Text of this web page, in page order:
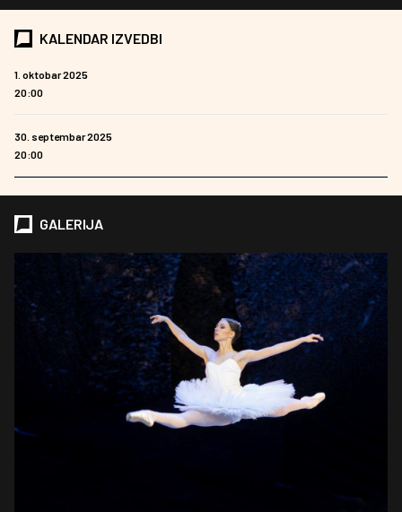
KALENDAR IZVEDBI
1. oktobar 2025
20:00
30. septembar 2025
20:00
GALERIJA